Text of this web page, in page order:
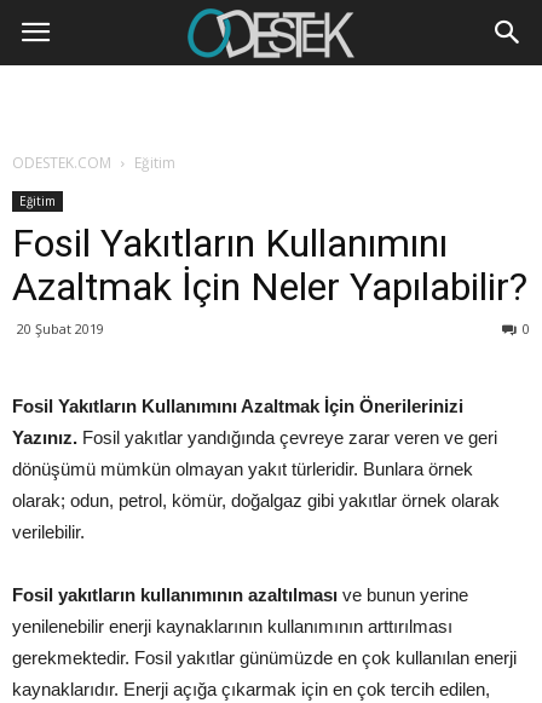
ODESTEK.COM Eğitim
Eğitim
Fosil Yakıtların Kullanımını
Azaltmak İçin Neler Yapılabilir?
20 Şubat 2019 0
Fosil Yakıtların Kullanımını Azaltmak İçin Önerilerinizi
Yazınız. Fosil yakıtlar yandığında çevreye zarar veren ve geri
dönüşümü mümkün olmayan yakıt türleridir. Bunlara örnek
olarak; odun, petrol, kömür, doğalgaz gibi yakıtlar örnek olarak
verilebilir.
Fosil yakıtların kullanımının azaltılması ve bunun yerine
yenilenebilir enerji kaynaklarının kullanımının arttırılması
gerekmektedir. Fosil yakıtlar günümüzde en çok kullanılan enerji
kaynaklarıdır. Enerji açığa çıkarmak için en çok tercih edilen,